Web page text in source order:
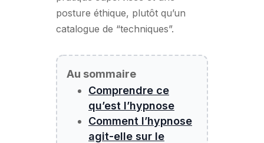
posture éthique, plutôt qu’un
catalogue de “techniques”.
Au sommaire
Comprendre ce
qu’est l’hypnose
Comment l’hypnose
agit-elle sur le